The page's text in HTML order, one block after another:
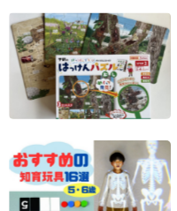
英語
習い事
知育
マネー
健康